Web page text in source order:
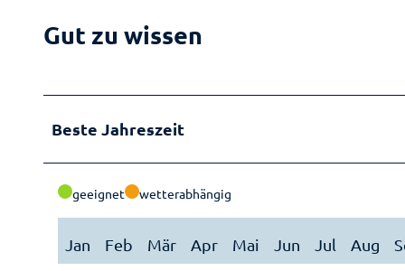
Gut zu wissen
Beste Jahreszeit
geeignet wetterabhängig
Jan Feb Mär Apr Mai Jun Jul Aug